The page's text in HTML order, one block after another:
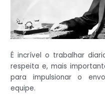
É incrível o trabalhar
respeita e, mais
para impulsionar o
equipe.